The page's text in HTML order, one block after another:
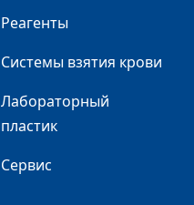
Реагенты
Системы взятия крови
Лабораторный
пластик
Сервис